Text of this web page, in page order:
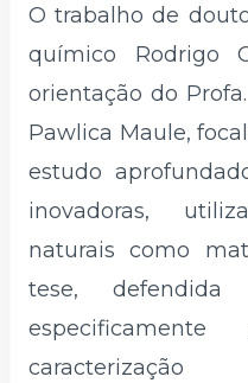
O trabalho de
químico Rodrigo
orientação do
Pawlica Maule,
estudo
inovadoras,
naturais como
tese,